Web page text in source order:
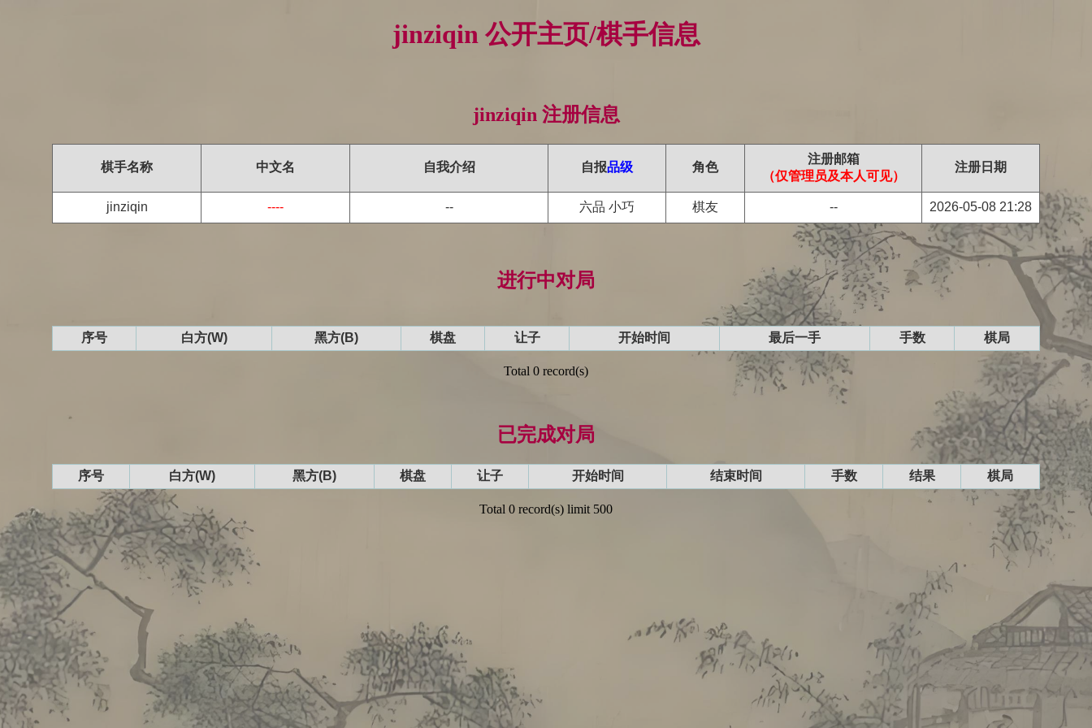
jinziqin 公开主页/棋手信息
jinziqin 注册信息
棋手名称 中文名 自我介绍 自报品级 角色
注册邮箱
（仅管理员及本人可见）
注册日期
jinziqin ---- -- 六品 小巧 棋友 -- 2026-05-08 21:28
进行中对局
序号 白方(W) 黑方(B) 棋盘 让子 开始时间 最后一手 手数 棋局
Total 0 record(s)
已完成对局
序号 白方(W) 黑方(B) 棋盘 让子 开始时间 结束时间 手数 结果 棋局
Total 0 record(s) limit 500